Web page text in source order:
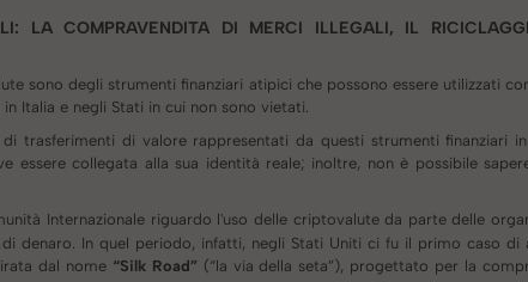
LA COMPRAVENDITA DI MERCI ILLEGALI, IL
sono degli strumenti finanziari atipici che possono essere utilizzati
in Italia e negli Stati in cui non sono vietati.
trasferimenti di valore rappresentati da questi strumenti finanziari
essere collegata alla sua identità reale; inoltre, non è possibile
Internazionale riguardo l'uso delle criptovalute da parte delle
denaro. In quel periodo, infatti, negli Stati Uniti ci fu il primo caso di
dal nome “Silk Road” (“la via della seta”), progettato per la